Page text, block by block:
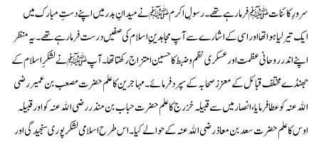
سرورِ کائنات ﷺ فرما رہے تھے۔ رسولِ اکرم ﷺ نے میدانِ بدر میں اپنے دستِ مبارک میں
ایک تیر لیا ہوا تھا اور اسی کے اشارے سے آپ مجاہدینِ اسلام کی صفیں درست فرما رہے تھے۔ یہ منظر
اپنے اندر روحانی عظمت اور عسکری نظم و ضبط کا حسین امتزاج رکھتا تھا۔ آپ ﷺ نے لشکرِ اسلام کے
جھنڈے مختلف قبائل کے معزز صحابہ کے سپرد فرمائے۔ مہاجرین کا علم حضرت مصعب بن عمیر رضی
الله عنہ کو عطا فرمایا، انصار میں سے قبیلہ خزرج کا علم حضرت حباب بن منذر رضی الله عنہ کو اور قبیلہ
اوس کا علم حضرت سعد بن معاذ رضی الله عنہ کے حوالے کیا۔ اس طرح اسلامی لشکر پوری سنجیدگی اور